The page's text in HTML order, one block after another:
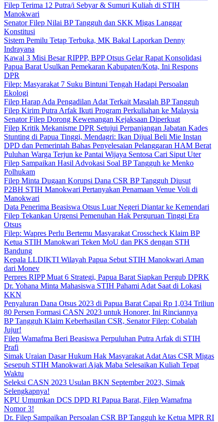
Filep Terima 12 Putra/i Sebyar & Sumuri Kuliah di STIH
Manokwari
Senator Filep Nilai BP Tangguh dan SKK Migas Langgar
Konstitusi
Sistem Pemilu Tetap Terbuka, MK Bakal Laporkan Denny
Indrayana
Kawal 3 Misi Besar RIPPP, BPP Otsus Gelar Rapat Konsolidasi
Papua Barat Usulkan Pemekaran Kabupaten/Kota, Ini Respons
DPR
Filep: Masyarakat 7 Suku Bintuni Tengah Hadapi Persoalan
Ekologi
Filep Harap Ada Pengadilan Adat Terkait Masalah BP Tangguh
Filep Kirim Putra Arfak Ikuti Program Perkuliahan ke Malaysia
Senator Filep Dorong Kewenangan Kejaksaan Diperkuat
Filep Kritik Mekanisme DPR Setujui Perpanjangan Jabatan Kades
Stunting di Papua Tinggi, Mendagri: Ikan Dijual Beli Mie Instan
DPD dan Pemerintah Bahas Penyelesaian Pelanggaran HAM Berat
Puluhan Warga Terjun ke Pantai Wijaya Sentosa Cari Siput Uter
Filep Sampaikan Hasil Advokasi Soal BP Tangguh ke Menko
Polhukam
Filep Minta Dugaan Korupsi Dana CSR BP Tangguh Diusut
P2BH STIH Manokwari Pertanyakan Penamaan Venue Voli di
Manokwari
Data Penerima Beasiswa Otsus Luar Negeri Diantar ke Kemendari
Filep Tekankan Urgensi Pemenuhan Hak Perguruan Tinggi Era
Otsus
Filep: Wapres Perlu Bertemu Masyarakat Crosscheck Klaim BP
Ketua STIH Manokwari Teken MoU dan PKS dengan STH
Bandung
Kepala LLDIKTI Wilayah Papua Sebut STIH Manokwari Aman
dari Monev
Perpres RIPP Muat 6 Strategi, Papua Barat Siapkan Pergub DPRK
Dr. Yohana Minta Mahasiswa STIH Pahami Adat Saat di Lokasi
KKN
Penyaluran Dana Otsus 2023 di Papua Barat Capai Rp 1,034 Triliun
80 Persen Formasi CASN 2023 untuk Honorer, Ini Rinciannya
BP Tangguh Klaim Keberhasilan CSR, Senator Filep: Cobalah
Jujur!
Filep Wamafma Beri Beasiswa Perpuluhan Putra Arfak di STIH
Prafi
Simak Uraian Dasar Hukum Hak Masyarakat Adat Atas CSR Migas
Sesepuh STIH Manokwari Ajak Maba Selesaikan Kuliah Tepat
Waktu
Seleksi CASN 2023 Usulan BKN September 2023, Simak
Selengkapnya!
KPU Umumkan DCS DPD RI Papua Barat, Filep Wamafma
Nomor 3!
Dr. Filep Sampaikan Persoalan CSR BP Tangguh ke Ketua MPR RI